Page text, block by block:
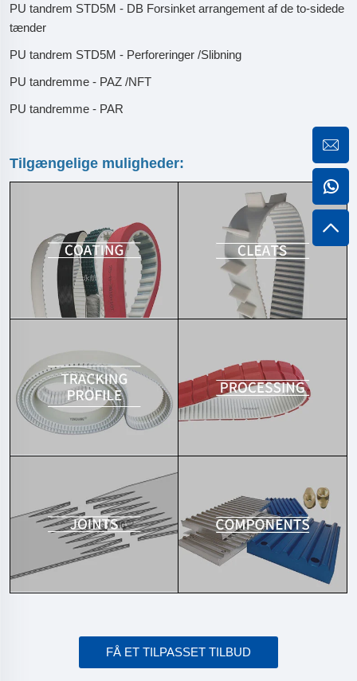
PU tandrem STD5M - DB Forsinket arrangement af de to-sidede
tænder
PU tandrem STD5M - Perforeringer /Slibning
PU tandremme - PAZ /NFT
PU tandremme - PAR
Tilgængelige muligheder:
FÅ ET TILPASSET TILBUD